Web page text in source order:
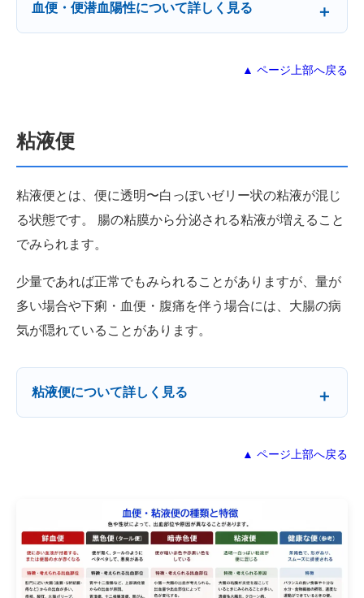
血便・便潜血陽性について詳しく見る
▲ ページ上部へ戻る
粘液便
粘液便とは、便に透明〜白っぽいゼリー状の粘液が混じ
る状態です。 腸の粘膜から分泌される粘液が増えること
でみられます。
少量であれば正常でもみられることがありますが、量が
多い場合や下痢・血便・腹痛を伴う場合には、大腸の病
気が隠れていることがあります。
粘液便について詳しく見る
▲ ページ上部へ戻る